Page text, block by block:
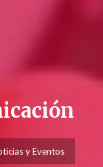
y Eventos